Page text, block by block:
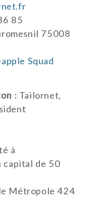
85
75008
Squad
: Tailornet,
à
capital de 50
Métropole 424